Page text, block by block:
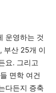
운영하는 것
부산 25개 이
요. 그리고
면학 여건
다든지 증축